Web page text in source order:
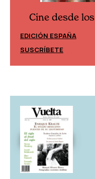
Cine desde
EDICIÓN ESPAÑA
SUSCRÍBETE